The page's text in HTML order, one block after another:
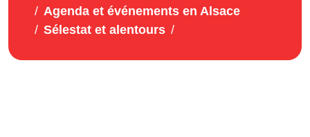
Agenda et événements en Alsace
Sélestat et alentours